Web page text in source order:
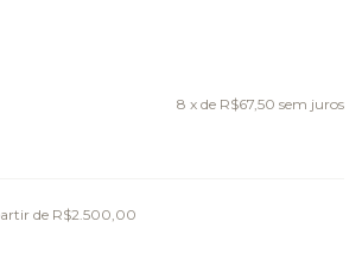
8 x de R$67,50 sem juros
de R$2.500,00